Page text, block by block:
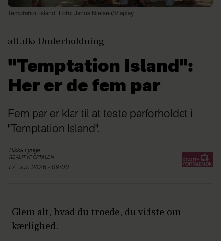
Temptation Island Foto: Janus Nielsen/Viaplay
alt.dk Underholdning
"Temptation Island":
Her er de fem par
Fem par er klar til at teste parforholdet i
"Temptation Island".
Rikke Lynge
REALITYPORTALEN
17. Jun 2026 - 09:00
Glem alt, hvad du troede, du vidste om
kærlighed.